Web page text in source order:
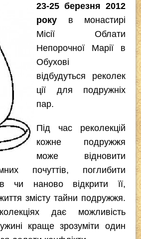
e
gr
a
m
at
s
A
p
p
23-25 березня 2012
року в монастирі
Місії Облати
Непорочної Марії в
Обухові
відбудуться реколек
ції для подружніх
пар.
Під час реколекцій
кожне подружжя
може відновити
почуттів, поглибити
чи наново відкрити її,
змісту тайни подружжя.
дає можливість
краще зрозуміти один